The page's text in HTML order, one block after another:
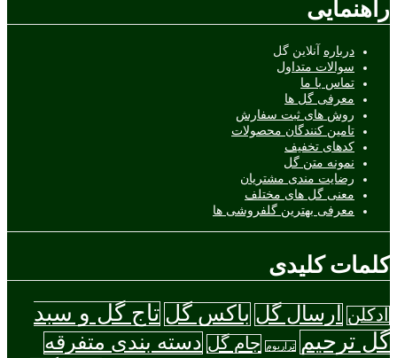
راهنمایی
درباره آنلاین گل
سوالات متداول
تماس با ما
معرفی گل ها
روش های ثبت سفارش
تامین کنندگان محصولات
کدهای تخفیف
نمونه متن گل
رضایت مندی مشتریان
معنی گل های مختلف
معرفی بهترین گلفروشی ها
کلمات کلیدی
ادکلن ارسال گل باکس گل تاج گل و سبد
گل ترحیم
تراریوم جام گل دسته بندی متفرقه